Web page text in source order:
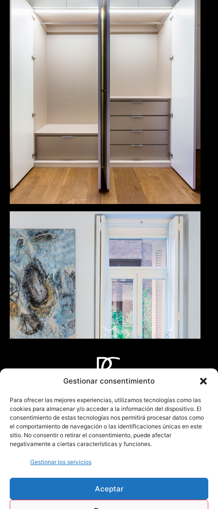
Gestionar consentimiento
Para ofrecer las mejores experiencias, utilizamos tecnologías como las
cookies para almacenar y/o acceder a la información del dispositivo. El
consentimiento de estas tecnologías nos permitirá procesar datos como
el comportamiento de navegación o las identificaciones únicas en este
sitio. No consentir o retirar el consentimiento, puede afectar
negativamente a ciertas características y funciones.
Gestionar los servicios
Aceptar
Tel.:915 343 198
contacto@pagodagarden.es
Dirección
Castellana 131
Horario
.